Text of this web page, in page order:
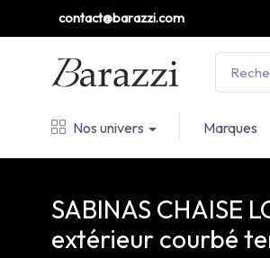
contact@barazzi.com
Nos univers Marques
SABINAS CHAISE
extérieur courbé